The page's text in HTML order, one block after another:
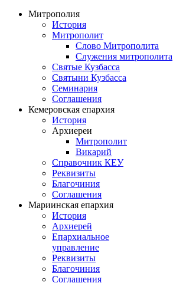
Митрополия
История
Митрополит
Слово Митрополита
Служения митрополита
Святые Кузбасса
Святыни Кузбасса
Семинария
Соглашения
Кемеровская епархия
История
Архиереи
Митрополит
Викарий
Справочник КЕУ
Реквизиты
Благочиния
Соглашения
Мариинская епархия
История
Архиерей
Епархиальное
управление
Реквизиты
Благочиния
Соглашения